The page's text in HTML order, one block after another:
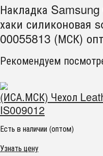
Накладка
хаки силиконовая
00055813 (МСК)
Рекомендуем
(ИСА.МСК) Чехол
IS009012
Есть в наличии (оптом)
Узнать цену